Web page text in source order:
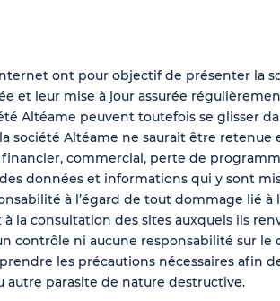
ont pour objectif de présenter la
et leur mise à jour assurée
Altéame peuvent toutefois se glisser
société Altéame ne saurait être retenue
commercial, perte de
données et informations qui y sont
à l’égard de tout dommage lié à
la consultation des sites auxquels ils
contrôle ni aucune responsabilité sur le
les précautions nécessaires afin
autre parasite de nature destructive.